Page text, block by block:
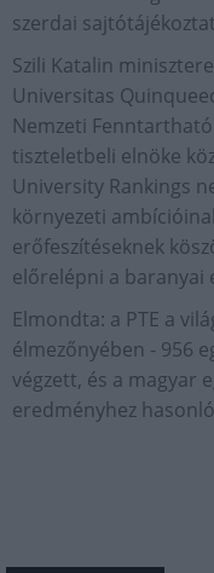
szerdai
Szili Katalin
Universitas
Nemzeti
tiszteletbeli elnöke
University Rankings
környezeti
erőfeszítéseknek
előrelépni a baranyai
Elmondta: a PTE a
élmezőnyében - 956
végzett, és a magyar
eredményhez